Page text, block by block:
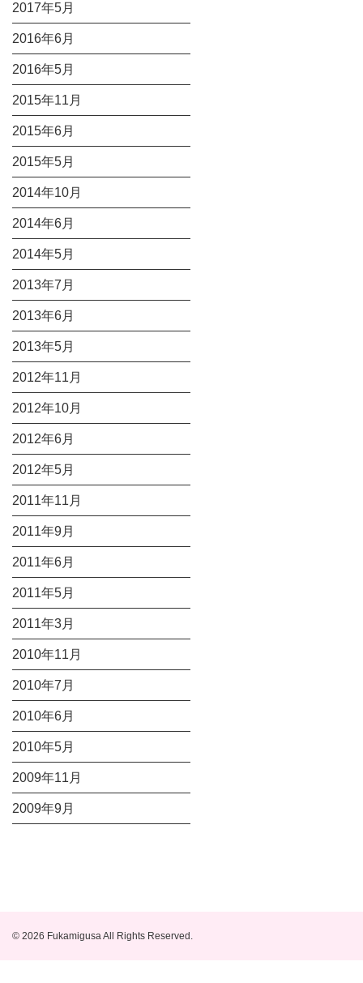
2017年5月
2016年6月
2016年5月
2015年11月
2015年6月
2015年5月
2014年10月
2014年6月
2014年5月
2013年7月
2013年6月
2013年5月
2012年11月
2012年10月
2012年6月
2012年5月
2011年11月
2011年9月
2011年6月
2011年5月
2011年3月
2010年11月
2010年7月
2010年6月
2010年5月
2009年11月
2009年9月
© 2026 Fukamigusa All Rights Reserved.